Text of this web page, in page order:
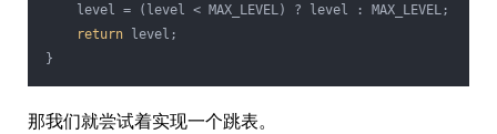
level = (level < MAX_LEVEL) ? level : MAX_LEVEL;
return level;
}
那我们就尝试着实现一个跳表。